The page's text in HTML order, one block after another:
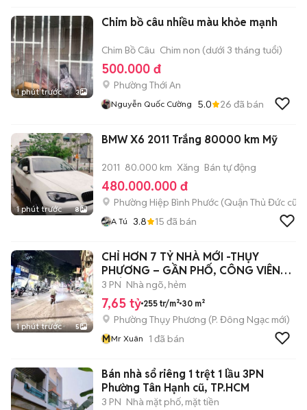
1 phút trước 3
Chim bồ câu nhiều màu khỏe mạnh
Chim Bồ Câu Chim non (dưới 3 tháng tuổi)
500.000 đ
Phường Thới An
Nguyễn Quốc Cường 5.0 26 đã bán
1 phút trước 8
BMW X6 2011 Trắng 80000 km Mỹ
2011 80.000 km Xăng Bán tự động
480.000.000 đ
Phường Hiệp Bình Phước (Quận Thủ Đức cũ)
A Tú 3.8 15 đã bán
1 phút trước 5
CHỈ HƠN 7 TỶ NHÀ MỚI -THỤY
PHƯƠNG – GẦN PHỐ, CÔNG VIÊN
PHÚ THƯỢNG.
3 PN Nhà ngõ, hẻm
7,65 tỷ 255 tr/m² 30 m²
Phường Thụy Phương (P. Đông Ngạc mới)
MMr Xuân 1 đã bán
Bán nhà sổ riêng 1 trệt 1 lầu 3PN
Phường Tân Hạnh cũ, TP.HCM
3 PN Nhà mặt phố, mặt tiền